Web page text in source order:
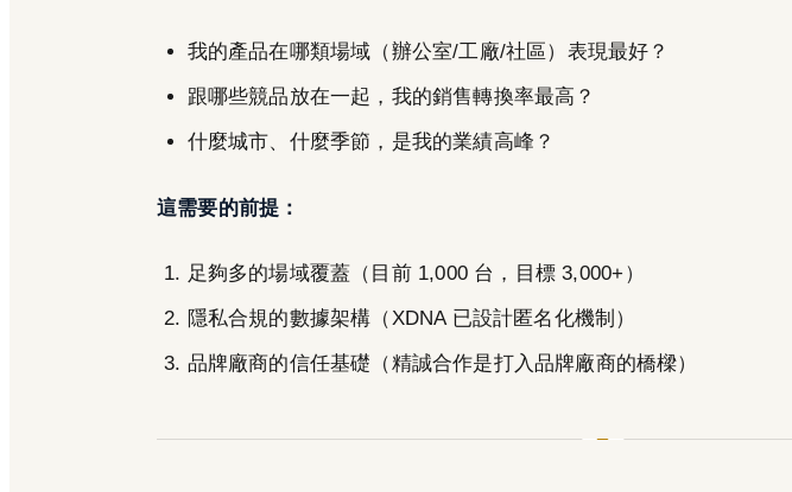
我的產品在哪類場域（辦公室/工廠/社區）表現最好？
跟哪些競品放在一起，我的銷售轉換率最高？
什麼城市、什麼季節，是我的業績高峰？
這需要的前提：
足夠多的場域覆蓋（目前 1,000 台，目標 3,000+）
隱私合規的數據架構（XDNA 已設計匿名化機制）
品牌廠商的信任基礎（精誠合作是打入品牌廠商的橋樑）